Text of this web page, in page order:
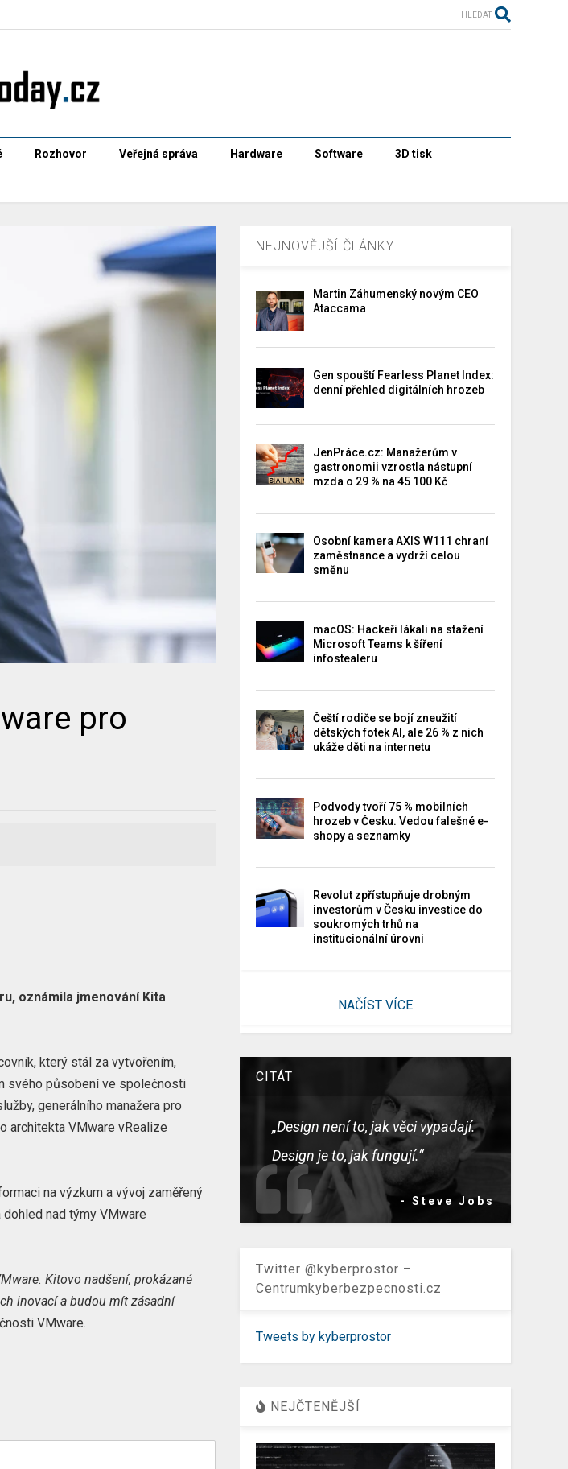
HLEDAT
Rozhovor Veřejná správa Hardware Software 3D tisk
pro
oznámila jmenování Kita
který stál za vytvořením,
svého působení ve společnosti
generálního manažera pro
architekta VMware vRealize
na výzkum a vývoj zaměřený
nad týmy VMware
Kitovo nadšení, prokázané
inovací a budou mít zásadní
VMware.
NEJNOVĚJŠÍ ČLÁNKY
Martin Záhumenský novým CEO
Ataccama
Gen spouští Fearless Planet Index:
denní přehled digitálních hrozeb
JenPráce.cz: Manažerům v
gastronomii vzrostla nástupní
mzda o 29 % na 45 100 Kč
Osobní kamera AXIS W111 chraní
zaměstnance a vydrží celou
směnu
macOS: Hackeři lákali na stažení
Microsoft Teams k šíření
infostealeru
Čeští rodiče se bojí zneužití
dětských fotek AI, ale 26 % z nich
ukáže děti na internetu
Podvody tvoří 75 % mobilních
hrozeb v Česku. Vedou falešné e-
shopy a seznamky
Revolut zpřístupňuje drobným
investorům v Česku investice do
soukromých trhů na
institucionální úrovni
NAČÍST VÍCE
CITÁT
„Design není to, jak věci vypadají.
Design je to, jak fungují.“
- Steve Jobs
Twitter @kyberprostor –
Centrumkyberbezpecnosti.cz
Tweets by kyberprostor
NEJČTENĚJŠÍ